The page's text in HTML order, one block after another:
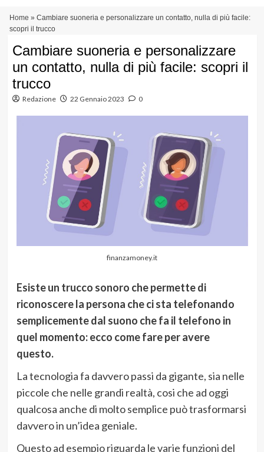
contenuto
principale
Home » Cambiare suoneria e personalizzare un contatto, nulla di più facile:
scopri il trucco
Cambiare suoneria e personalizzare
un contatto, nulla di più facile: scopri il
trucco
Redazione 22 Gennaio 2023 0
finanzamoney.it
Esiste un trucco sonoro che permette di
riconoscere la persona che ci sta telefonando
semplicemente dal suono che fa il telefono in
quel momento: ecco come fare per avere
questo.
La tecnologia fa davvero passi da gigante, sia nelle
piccole che nelle grandi realtà, cosi che ad oggi
qualcosa anche di molto semplice può trasformarsi
davvero in un’idea geniale.
Questo ad esempio riguarda le varie funzioni del